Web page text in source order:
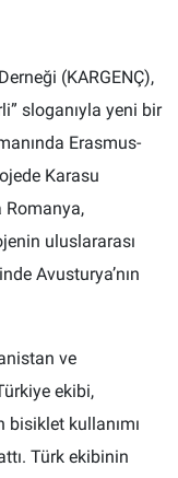
(KARGENÇ),
sloganıyla yeni bir
Erasmus-
Karasu
Romanya,
uluslararası
Avusturya’nın
ve
ekibi,
kullanımı
Türk ekibinin